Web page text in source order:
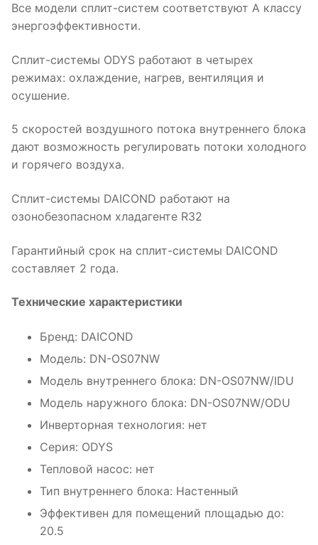
Все модели сплит-систем соответствуют А классу
энергоэффективности.
Сплит-системы ODYS работают в четырех
режимах: охлаждение, нагрев, вентиляция и
осушение.
5 скоростей воздушного потока внутреннего блока
дают возможность регулировать потоки холодного
и горячего воздуха.
Сплит-системы DAICOND работают на
озонобезопасном хладагенте R32
Гарантийный срок на сплит-системы DAICOND
составляет 2 года.
Технические характеристики
Бренд: DAICOND
Модель: DN-OS07NW
Модель внутреннего блока: DN-OS07NW/IDU
Модель наружного блока: DN-OS07NW/ODU
Инверторная технология: нет
Серия: ODYS
Тепловой насос: нет
Тип внутреннего блока: Настенный
Эффективен для помещений площадью до:
20.5